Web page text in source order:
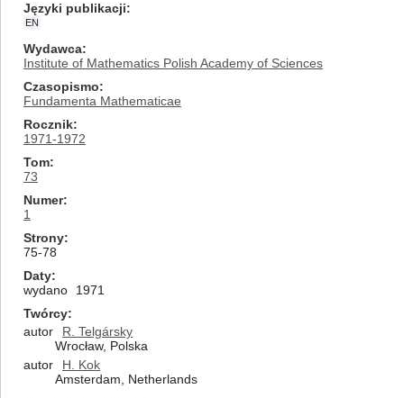
Języki publikacji
EN
Wydawca
Institute of Mathematics Polish Academy of Sciences
Czasopismo
Fundamenta Mathematicae
Rocznik
1971-1972
Tom
73
Numer
1
Strony
75-78
Daty
wydano
1971
Twórcy
autor
R. Telgársky
Wrocław, Polska
autor
H. Kok
Amsterdam, Netherlands